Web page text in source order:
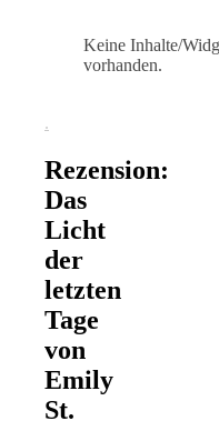
Keine Inhalte/
vorhanden.
.
Rezension:
Das
Licht
der
letzten
Tage
von
Emily
St.